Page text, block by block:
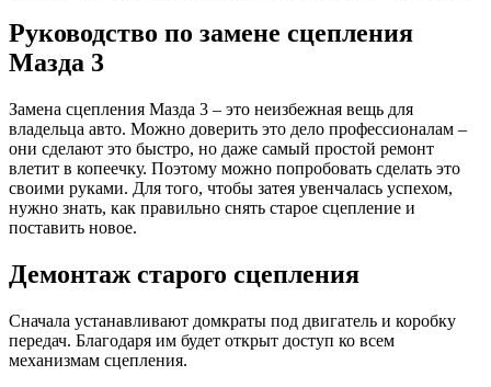
Руководство по замене сцепления
Мазда 3
Замена сцепления Мазда 3 – это неизбежная вещь для
владельца авто. Можно доверить это дело профессионалам –
они сделают это быстро, но даже самый простой ремонт
влетит в копеечку. Поэтому можно попробовать сделать это
своими руками. Для того, чтобы затея увенчалась успехом,
нужно знать, как правильно снять старое сцепление и
поставить новое.
Демонтаж старого сцепления
Сначала устанавливают домкраты под двигатель и коробку
передач. Благодаря им будет открыт доступ ко всем
механизмам сцепления.